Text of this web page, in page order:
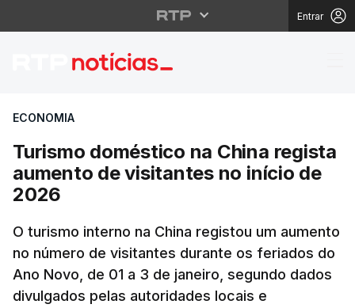
Entrar
Turismo doméstico
ECONOMIA
Turismo doméstico na China regista
aumento de visitantes no início de
2026
O turismo interno na China registou um aumento
no número de visitantes durante os feriados do
Ano Novo, de 01 a 3 de janeiro, segundo dados
divulgados pelas autoridades locais e